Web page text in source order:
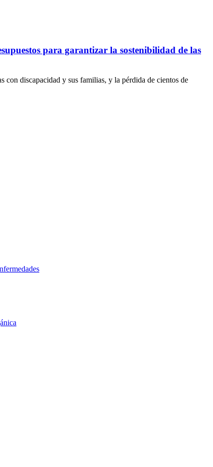
para garantizar la sostenibilidad de las
con discapacidad y sus familias, y la pérdida de cientos de